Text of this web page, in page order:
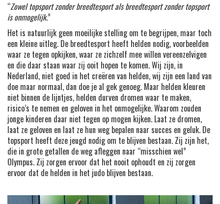
“Zowel topsport zonder breedtesport als breedtesport zonder topsport
is onmogelijk.”
Het is natuurlijk geen moeilijke stelling om te begrijpen, maar toch
een kleine uitleg. De breedtesport heeft helden nodig, voorbeelden
waar ze tegen opkijken, waar ze zichzelf mee willen vereenzelvigen
en die daar staan waar zij ooit hopen te komen. Wij zijn, in
Nederland, niet goed in het creëren van helden, wij zijn een land van
doe maar normaal, dan doe je al gek genoeg. Maar helden kleuren
niet binnen de lijntjes, helden durven dromen waar te maken,
risico’s te nemen en geloven in het onmogelijke. Waarom zouden
jonge kinderen daar niet tegen op mogen kijken. Laat ze dromen,
laat ze geloven en laat ze hun weg bepalen naar succes en geluk. De
topsport heeft deze jeugd nodig om te blijven bestaan. Zij zijn het,
die in grote getallen de weg afleggen naar “misschien wel”
Olympus. Zij zorgen ervoor dat het nooit ophoudt en zij zorgen
ervoor dat de helden in het judo blijven bestaan.